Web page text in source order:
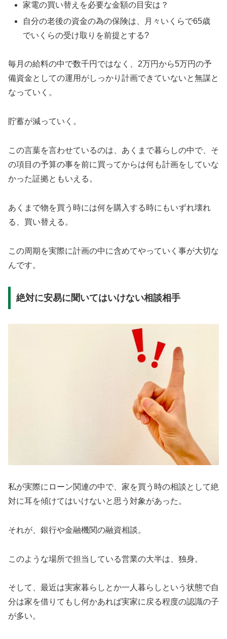
家電の買い替えを必要な金額の目安は？
自分の老後の資金の為の保険は、月々いくらで65歳
でいくらの受け取りを前提とする?
毎月の給料の中で数千円ではなく、2万円から5万円の予
備資金としての運用がしっかり計画できていないと無謀と
なっていく。
貯蓄が減っていく。
この言葉を言わせているのは、あくまで暮らしの中で、そ
の項目の予算の事を前に買ってからは何も計画をしていな
かった証拠ともいえる。
あくまで物を買う時には何を購入する時にもいずれ壊れ
る、買い替える。
この周期を実際に計画の中に含めてやっていく事が大切な
んです。
絶対に安易に聞いてはいけない相談相手
私が実際にローン関連の中で、家を買う時の相談として絶
対に耳を傾けてはいけないと思う対象があった。
それが、銀行や金融機関の融資相談。
このような場所で担当している営業の大半は、独身。
そして、最近は実家暮らしとか一人暮らしという状態で自
分は家を借りてもし何かあれば実家に戻る程度の認識の子
が多い。